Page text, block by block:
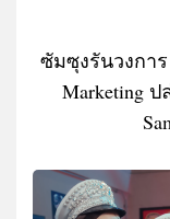
ซัมซุงรันวงการ
Marketing